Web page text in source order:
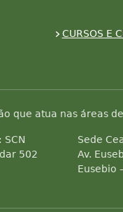
CURSOS E
que atua nas áreas
502
Sede
Av.
Eusebio